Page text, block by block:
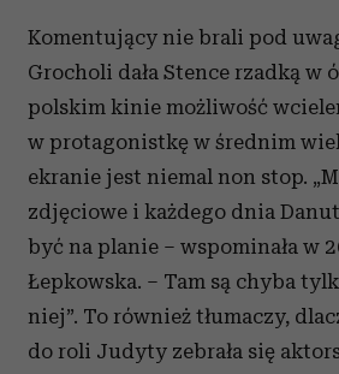
Komentujący nie brali pod
Grocholi dała Stence rzadką w
polskim kinie możliwość
w protagonistkę w średnim
ekranie jest niemal non stop.
zdjęciowe i każdego dnia
być na planie – wspominała w
Łepkowska. – Tam są chyba
niej”. To również tłumaczy,
do roli Judyty zebrała się